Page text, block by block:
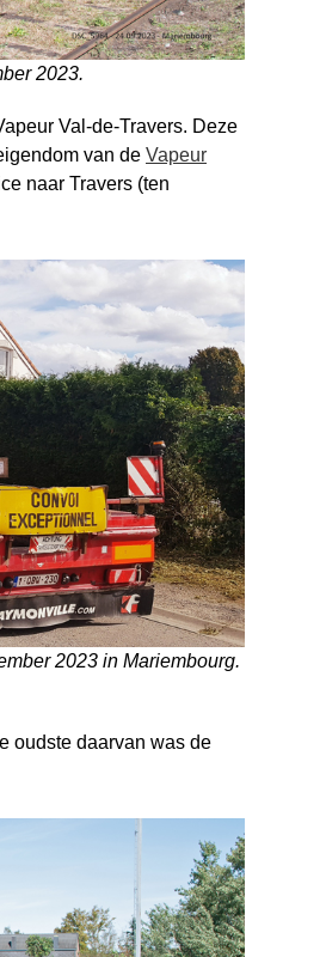
2023.
Val-de-Travers. Deze
van de Vapeur
naar Travers (ten
2023 in Mariembourg.
oudste daarvan was de